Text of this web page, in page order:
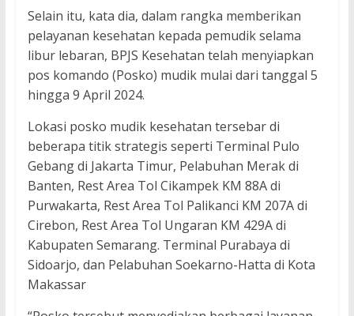
Selain itu, kata dia, dalam rangka memberikan
pelayanan kesehatan kepada pemudik selama
libur lebaran, BPJS Kesehatan telah menyiapkan
pos komando (Posko) mudik mulai dari tanggal 5
hingga 9 April 2024.
Lokasi posko mudik kesehatan tersebar di
beberapa titik strategis seperti Terminal Pulo
Gebang di Jakarta Timur, Pelabuhan Merak di
Banten, Rest Area Tol Cikampek KM 88A di
Purwakarta, Rest Area Tol Palikanci KM 207A di
Cirebon, Rest Area Tol Ungaran KM 429A di
Kabupaten Semarang. Terminal Purabaya di
Sidoarjo, dan Pelabuhan Soekarno-Hatta di Kota
Makassar